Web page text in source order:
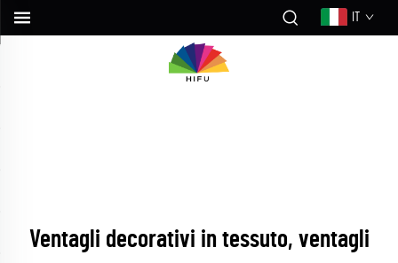
Ventagli decorativi in tessuto, ventagli